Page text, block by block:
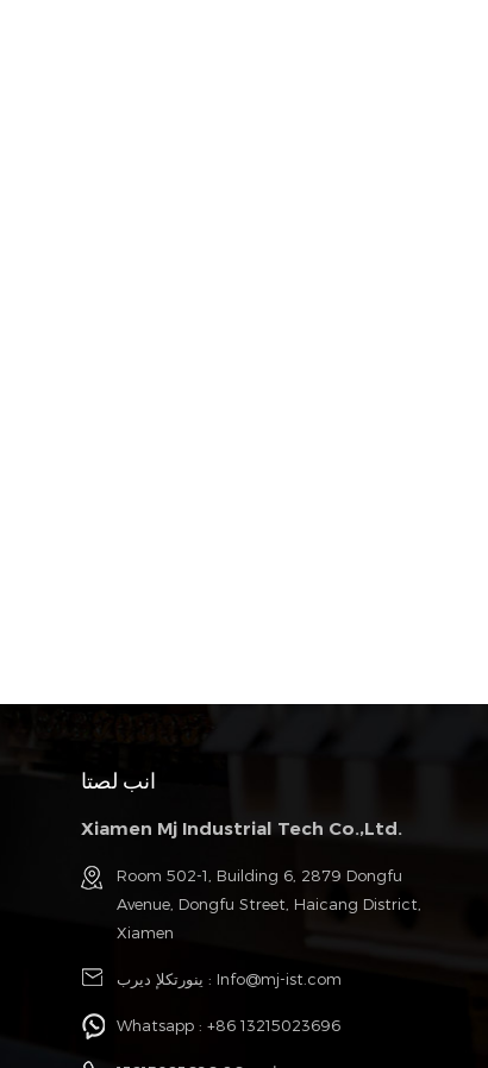
انب لصتا
Xiamen Mj Industrial Tech Co.,Ltd.
Room 502-1, Building 6, 2879 Dongfu
Avenue, Dongfu Street, Haicang District,
Xiamen
ينورتكلإ ديرب : Info@mj-ist.com
Whatsapp :+86 13215023696